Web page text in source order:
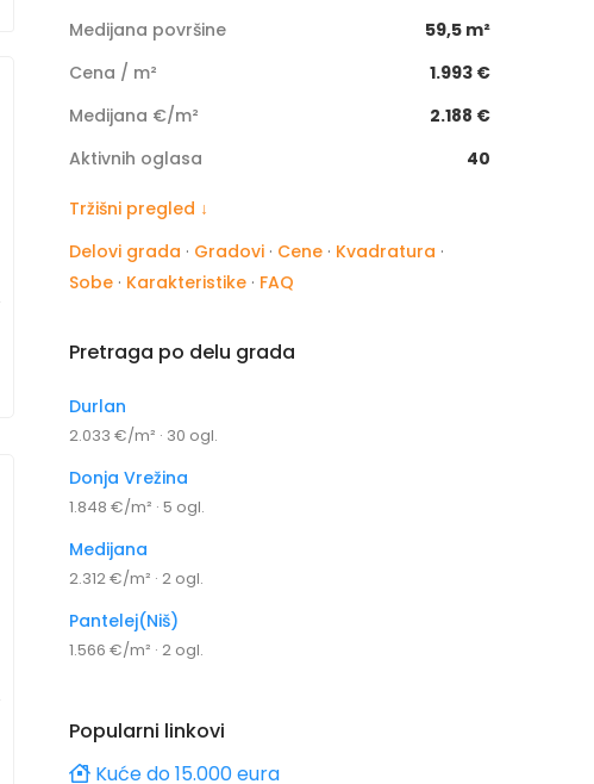
Medijana površine
59,5 m²
Cena / m²
1.993 €
Medijana €/m²
2.188 €
Aktivnih oglasa
40
Tržišni pregled ↓
Delovi grada · Gradovi · Cene · Kvadratura ·
Sobe · Karakteristike · FAQ
Pretraga po delu grada
Durlan
2.033 €/m² · 30 ogl.
Donja Vrežina
1.848 €/m² · 5 ogl.
Medijana
2.312 €/m² · 2 ogl.
Pantelej(Niš)
1.566 €/m² · 2 ogl.
Popularni linkovi
Kuće do 15.000 eura